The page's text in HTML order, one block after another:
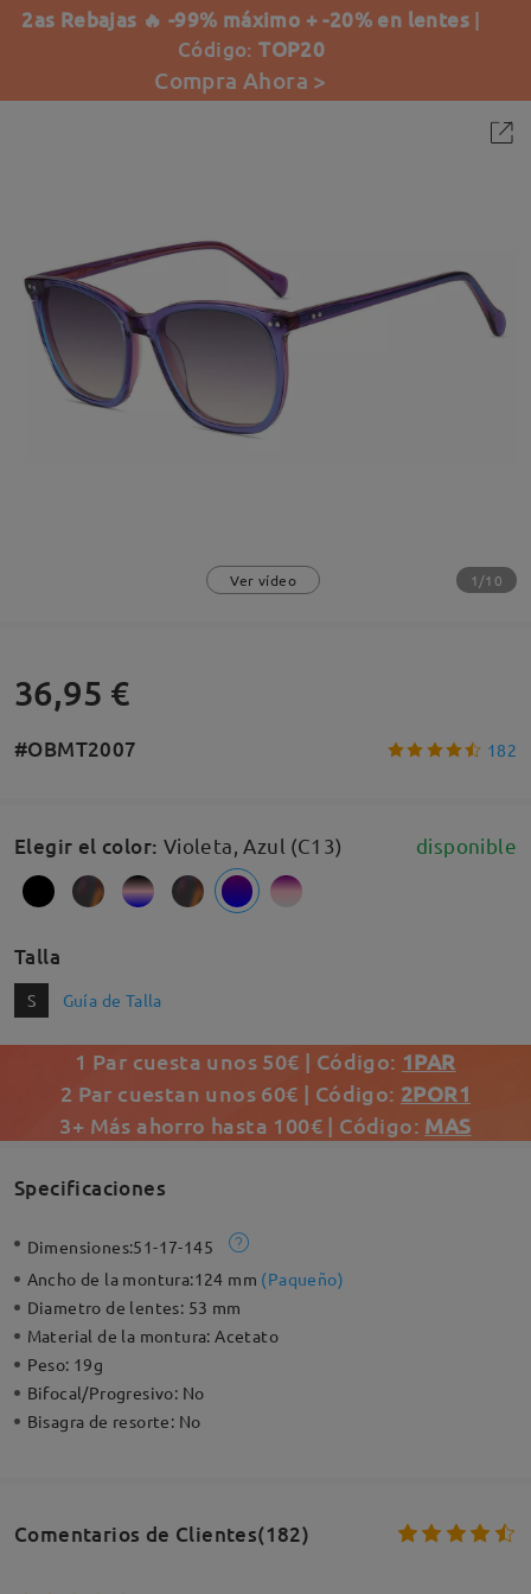
2as Rebajas 🔥 -99% máximo + -20% en lentes |
Código:TOP20
Compra Ahora >
Ver vídeo 1/10
36,95 €
#OBMT2007 182
Elegir el color: Violeta, Azul (C13) disponible
Talla
S Guía de Talla
1 Par cuesta unos 50€ | Código: 1PAR
2 Par cuestan unos 60€ | Código: 2POR1
3+ Más ahorro hasta 100€ | Código: MAS
Specificaciones
Dimensiones:51-17-145
Ancho de la montura:124 mm (Paqueño)
Diametro de lentes: 53 mm
Material de la montura:Acetato
Peso: 19g
Bifocal/Progresivo: No
Bisagra de resorte: No
Comentarios de Clientes(182)